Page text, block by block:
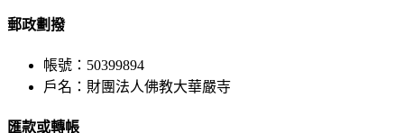
郵政劃撥
帳號：50399894
戶名：財團法人佛教大華嚴寺
匯款或轉帳